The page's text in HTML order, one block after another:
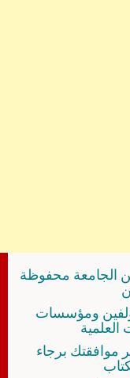
الجامعة محفوظة
ومؤسسات
العلمية
موافقتك برجاء